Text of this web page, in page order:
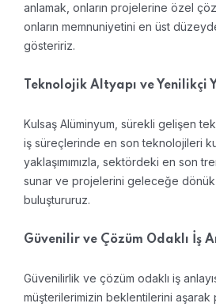
anlamak, onların projelerine özel
onların memnuniyetini en üst
gösteririz.
Teknolojik Altyapı ve Yenilikçi
Kulsaş Alüminyum, sürekli gelişen
iş süreçlerinde en son teknolojileri
yaklaşımımızla, sektördeki en son
sunar ve projelerini geleceğe dönük
buluştururuz.
Güvenilir ve Çözüm Odaklı İş
Güvenilirlik ve çözüm odaklı iş
müşterilerimizin beklentilerini aşarak